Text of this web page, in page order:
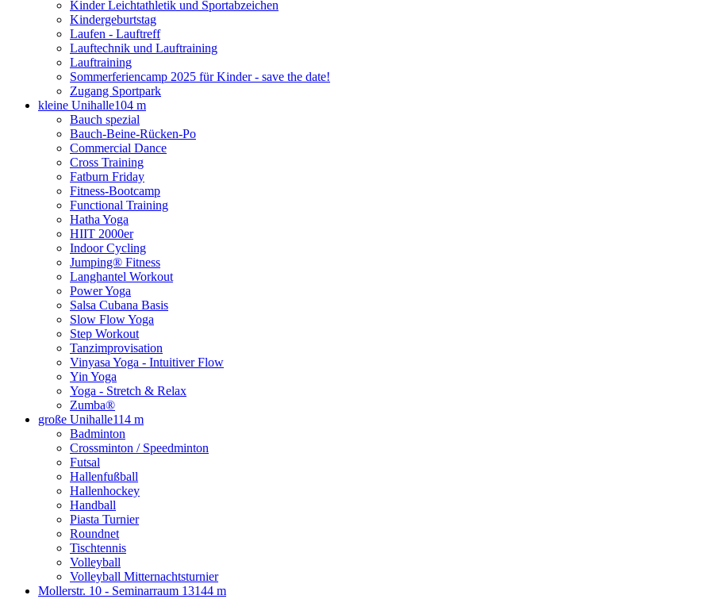
Kinder Leichtathletik und Sportabzeichen
Kindergeburtstag
Laufen - Lauftreff
Lauftechnik und Lauftraining
Lauftraining
Sommerferiencamp 2025 für Kinder - save the date!
Zugang Sportpark
kleine Unihalle104 m
Bauch spezial
Bauch-Beine-Rücken-Po
Commercial Dance
Cross Training
Fatburn Friday
Fitness-Bootcamp
Functional Training
Hatha Yoga
HIIT 2000er
Indoor Cycling
Jumping® Fitness
Langhantel Workout
Power Yoga
Salsa Cubana Basis
Slow Flow Yoga
Step Workout
Tanzimprovisation
Vinyasa Yoga - Intuitiver Flow
Yin Yoga
Yoga - Stretch & Relax
Zumba®
große Unihalle114 m
Badminton
Crossminton / Speedminton
Futsal
Hallenfußball
Hallenhockey
Handball
Piasta Turnier
Roundnet
Tischtennis
Volleyball
Volleyball Mitternachtsturnier
Mollerstr. 10 - Seminarraum 13144 m